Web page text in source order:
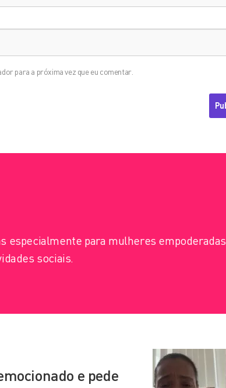
para a próxima vez que eu comentar.
especialmente para mulheres empoderadas
sociais.
e pede